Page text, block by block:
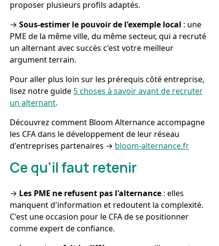
proposer plusieurs profils adaptés.
→ Sous-estimer le pouvoir de l'exemple local : une
PME de la même ville, du même secteur, qui a recruté
un alternant avec succès c'est votre meilleur
argument terrain.
Pour aller plus loin sur les prérequis côté entreprise,
lisez notre guide 5 choses à savoir avant de recruter
un alternant.
Découvrez comment Bloom Alternance accompagne
les CFA dans le développement de leur réseau
d'entreprises partenaires → bloom-alternance.fr
Ce qu'il faut retenir
→ Les PME ne refusent pas l'alternance : elles
manquent d'information et redoutent la complexité.
C'est une occasion pour le CFA de se positionner
comme expert de confiance.